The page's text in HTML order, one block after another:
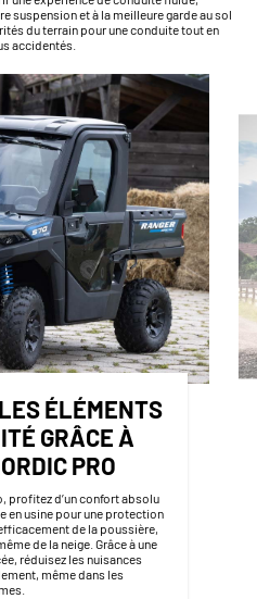
suspension et à la meilleure garde au sol
du terrain pour une conduite tout en
accidentés.
ÉLÉMENTS
GRÂCE À
PRO
profitez d’un confort absolu
en usine pour une protection
de la poussière,
de la neige. Grâce à une
réduisez les nuisances
même dans les